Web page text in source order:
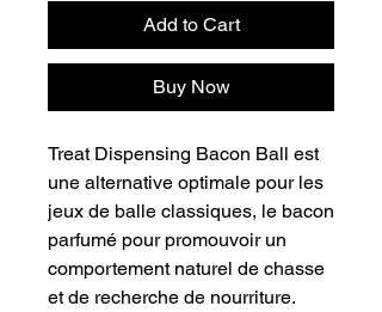
Add to Cart
Buy Now
Treat Dispensing Bacon Ball est
une alternative optimale pour les
jeux de balle classiques, le bacon
parfumé pour promouvoir un
comportement naturel de chasse
et de recherche de nourriture.